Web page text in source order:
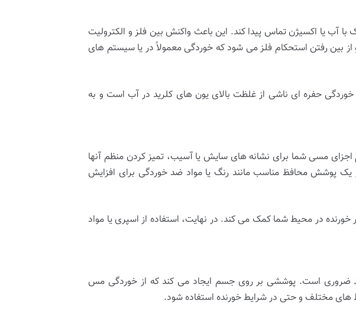
آب یا اکسیژن تماس پیدا کند. این باعث واکنش بین فلز و الکترولیت
بین رفتن استحکام فلز می شود که خوردگی معمولاً در یا سیستم های
حفره ای ناشی از غلظت بالای یون های کلرید در آب است و به
مسی شما برای نشانه های سایش یا آسیب، تمیز کردن منظم آنها
یک پوشش محافظ مناسب مانند رنگ یا مواد ضد خوردگی برای افزایش
در محیط شما کمک می کند. در نهایت، استفاده از اسپری یا مواد
ضروری است. پوششی بر روی جسم ایجاد می کند که از خوردگی مس
های مختلف و حتی در شرایط خورنده استفاده شود.